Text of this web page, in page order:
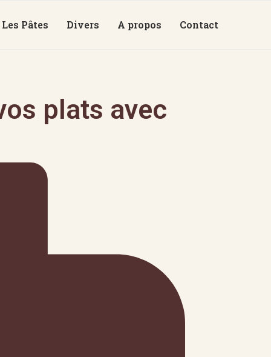
Les Pâtes Divers A propos Contact
plats avec